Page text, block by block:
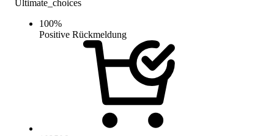
Ultimate_choices
100%
Positive Rückmeldung